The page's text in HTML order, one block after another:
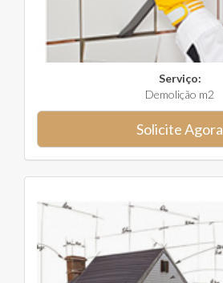
Serviço:
Demolição m2
Solicite Agora